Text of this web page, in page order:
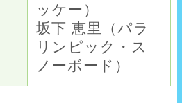
ッケー）
坂下 恵里（パラ
リンピック・ス
ノーボード）